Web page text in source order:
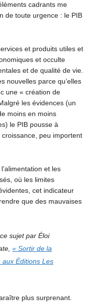
cadrants me
de toute urgence : le PIB
et produits utiles et
et occulte
et de qualité de vie.
nouvelles parce qu’elles
une « création de
les évidences (un
moins en moins
le PIB pousse à
peu importent
et les
où les limites
cet indicateur
que des mauvaises
sujet par Éloi
« Sortir de la
aux Éditions Les
plus surprenant.